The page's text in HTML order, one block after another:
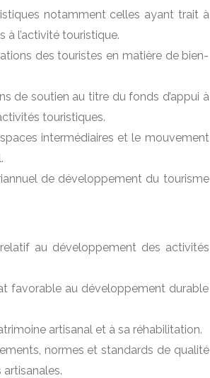
notamment celles ayant trait à
à l’activité touristique.
des touristes en matière de bien-
de soutien au titre du fonds d’appui à
touristiques.
intermédiaires et le mouvement
de développement du tourisme
relatif au développement des activités
favorable au développement durable
artisanal et à sa réhabilitation.
normes et standards de qualité